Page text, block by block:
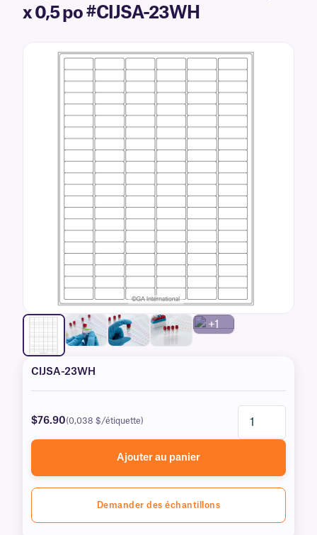
x 0,5 po #CIJSA-23WH
+1
CIJSA-23WH
$76.90(0,038 $/étiquette)
Ajouter au panier
Demander des échantillons